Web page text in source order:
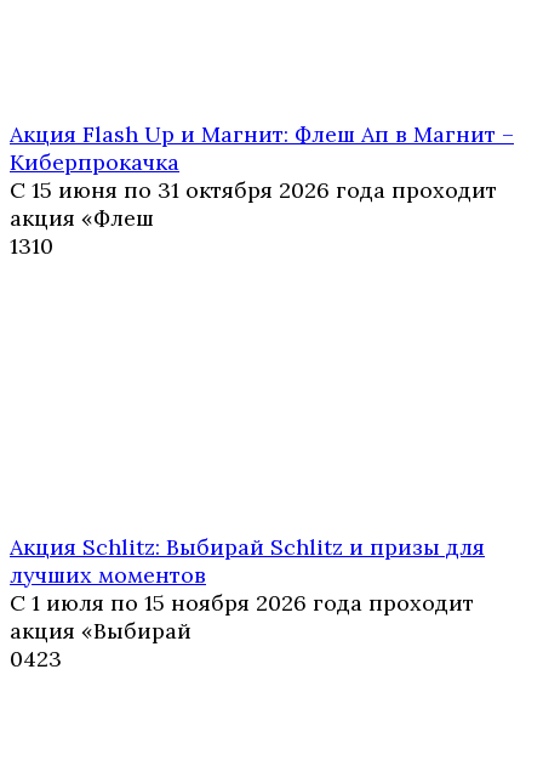
Акция Flash Up и Магнит: Флеш Ап в Магнит –
Киберпрокачка
С 15 июня по 31 октября 2026 года проходит
акция «Флеш
1310
Акция Schlitz: Выбирай Schlitz и призы для
лучших моментов
С 1 июля по 15 ноября 2026 года проходит
акция «Выбирай
0423